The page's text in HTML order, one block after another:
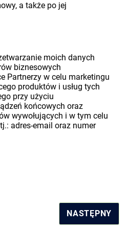
a także po jej
moich danych
biznesowych
Partnerzy w celu marketingu
produktów i usług tych
przy użyciu
końcowych oraz
wywołujących i w tym celu
adres-email oraz numer
NASTĘPNY